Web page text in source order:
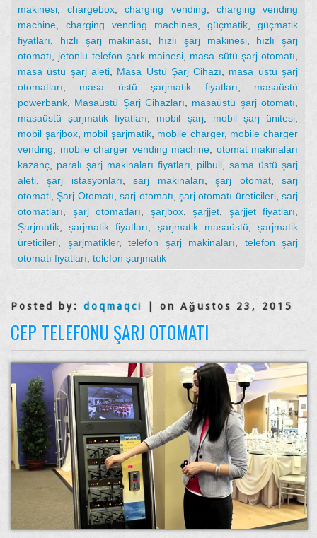
makinesi ,chargebox ,charging vending
charging vending
machine
charging vending machines güçmatik
güçmatik
fiyatları
hızlı şarj makinası hızlı şarj makinesi, hızlı şarj
otomatı
jetonlu telefon şark mainesi masa sütü şarj otomatı
masa üstü şarj aleti, Masa Üstü Şarj Cihazı
masa üstü şarj
otomatları
masa üstü şarjmatik fiyatları
masaüstü
powerbank
Masaüstü Şarj Cihazları masaüstü şarj otomatı
masaüstü şarjmatik fiyatları
mobil şarj, mobil şarj ünitesi
mobil şarjbox, mobil şarjmatik, mobile charger, mobile charger
vending
mobile charger vending machine
otomat makinaları
kazanç
paralı şarj makinaları fiyatları pilbull ,sama üstü şarj
aleti ,şarj istasyonları ,sarj makinaları ,şarj otomat,sarj
otomati Şarj Otomatı ,sarj otomatı şarj otomatı üreticileri, sarj
otomatları
şarj otomatları şarjbox, şarjjet şarjjet fiyatları
Şarjmatik ,şarjmatik fiyatları şarjmatik masaüstü ,şarjmatik
üreticileri
şarjmatikler, telefon şarj makinaları
telefon şarj
otomatı fiyatları telefon şarjmatik
Posted by: doqmaqci | on Ağustos 23, 2015
CEP TELEFONU ŞARJ OTOMATI